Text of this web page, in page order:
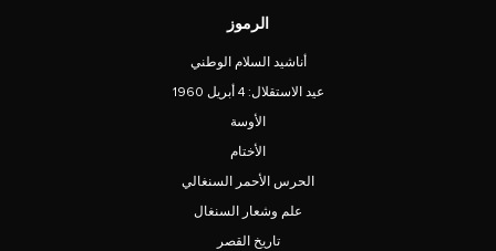
الرموز
أناشيد السلام الوطني
عيد الاستقلال: 4 أبريل 1960
الأوسة
الأختام
الحرس الأحمر السنغالي
علم وشعار السنغال
تاريخ القصر